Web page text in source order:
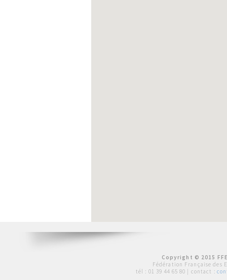
Copyright © 2015
Fédération Française des
tél : 01 39 44 65 80 | contact :